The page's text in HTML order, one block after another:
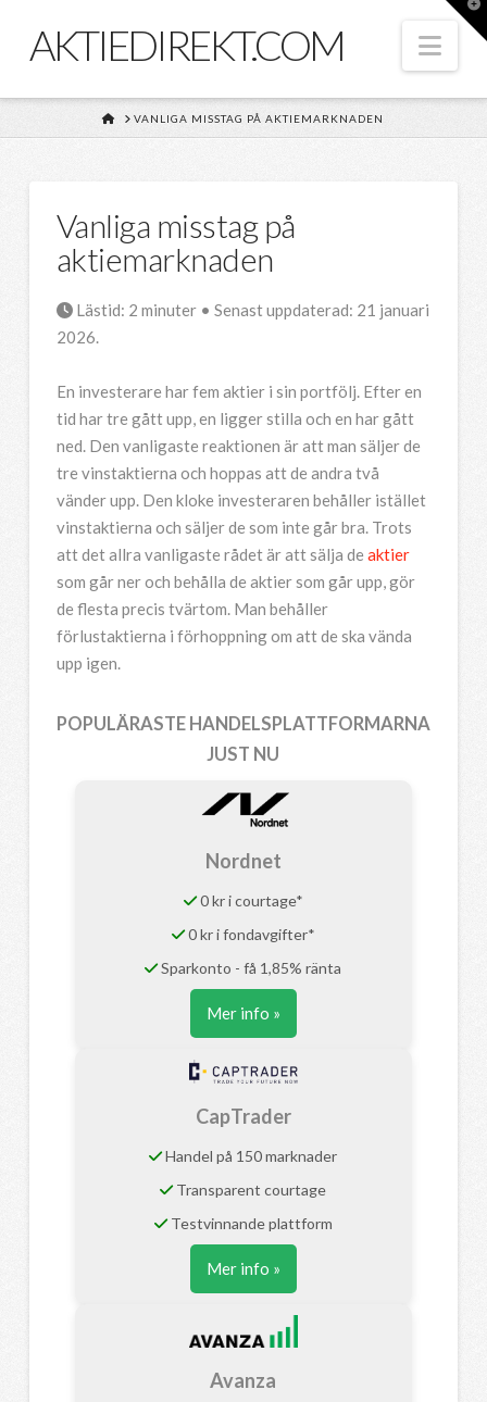
AKTIEDIREKT.COM
HOME
VANLIGA MISSTAG PÅ AKTIEMARKNADEN
Vanliga misstag på
aktiemarknaden
Lästid: 2 minuter• Senast uppdaterad: 21 januari
2026.
En investerare har fem aktier i sin portfölj. Efter en
tid har tre gått upp, en ligger stilla och en har gått
ned. Den vanligaste reaktionen är att man säljer de
tre vinstaktierna och hoppas att de andra två
vänder upp. Den kloke investeraren behåller istället
vinstaktierna och säljer de som inte går bra. Trots
att det allra vanligaste rådet är att sälja de aktier
som går ner och behålla de aktier som går upp, gör
de flesta precis tvärtom. Man behåller
förlustaktierna i förhoppning om att de ska vända
upp igen.
POPULÄRASTE HANDELSPLATTFORMARNA
JUST NU
Nordnet
0 kr i courtage*
0 kr i fondavgifter*
Sparkonto - få 1,85% ränta
Mer info »
CapTrader
Handel på 150 marknader
Transparent courtage
Testvinnande plattform
Mer info »
Avanza